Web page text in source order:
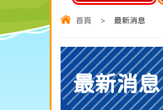
首頁 > 最新消息
最新消